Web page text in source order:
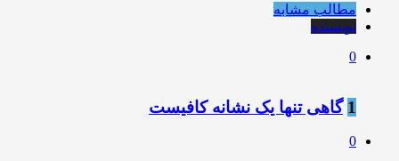
مطالب مشابه
نویسنده
0
1 ️گاﻫﯽ ﺗﻨﻬﺎ ﯾﮏ ﻧﺸﺎﻧﻪ ﮐﺎﻓﯿﺴﺖ
0